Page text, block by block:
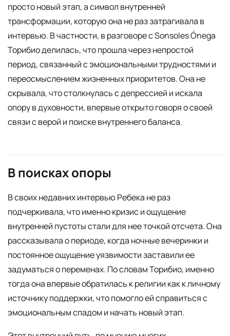
просто новый этап, а символ внутренней
трансформации, которую она не раз затрагивала в
интервью. В частности, в разговоре с Sonsoles Ónega
Торибио делилась, что прошла через непростой
период, связанный с эмоциональными трудностями и
переосмыслением жизненных приоритетов. Она не
скрывала, что столкнулась с депрессией и искала
опору в духовности, впервые открыто говоря о своей
связи с верой и поиске внутреннего баланса.
В поисках опоры
В своих недавних интервью Ребека не раз
подчеркивала, что именно кризис и ощущение
внутренней пустоты стали для нее точкой отсчета. Она
рассказывала о периоде, когда ночные вечеринки и
постоянное ощущение уязвимости заставили ее
задуматься о переменах. По словам Торибио, именно
тогда она впервые обратилась к религии как к личному
источнику поддержки, что помогло ей справиться с
эмоциональным спадом и начать новый этап.